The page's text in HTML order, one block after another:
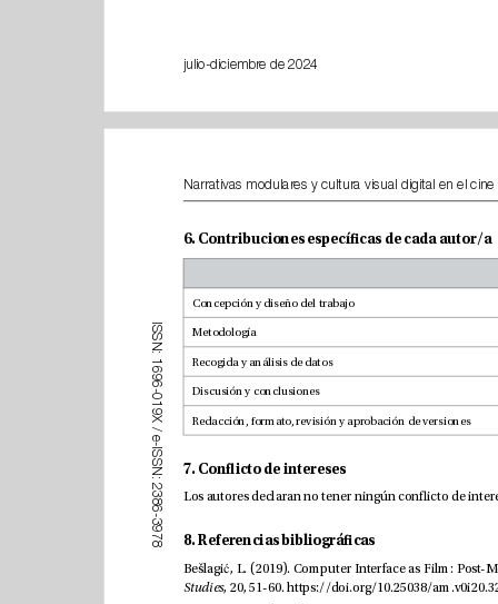
julio-diciembre de 2024
I
S
S
N
:
1
6
9
6
-
0
1
9
X
/
e
-
I
S
S
N
:
2
3
8
6
-
3
9
7
8
6. Contribuciones especícas de cada autor/a
Metodología
7. Conicto de intereses
8. Referencias bibliográcas
Bešlagić
Studies
, 20, 51-60.